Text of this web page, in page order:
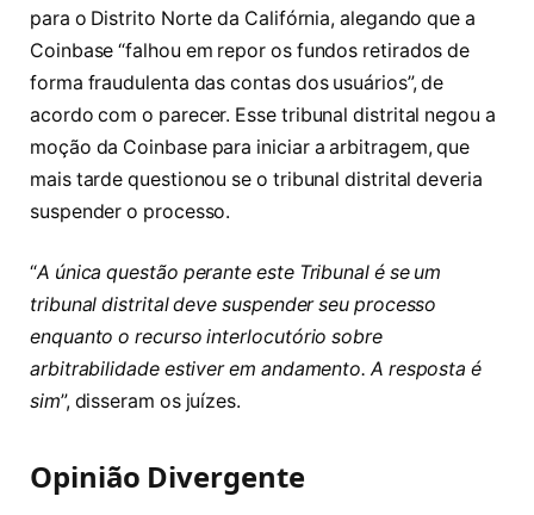
para o Distrito Norte da Califórnia, alegando que a
Coinbase “falhou em repor os fundos retirados de
forma fraudulenta das contas dos usuários”, de
acordo com o parecer. Esse tribunal distrital negou a
moção da Coinbase para iniciar a arbitragem, que
mais tarde questionou se o tribunal distrital deveria
suspender o processo.
“A única questão perante este Tribunal é se um
tribunal distrital deve suspender seu processo
enquanto o recurso interlocutório sobre
arbitrabilidade estiver em andamento. A resposta é
sim”, disseram os juízes.
Opinião Divergente